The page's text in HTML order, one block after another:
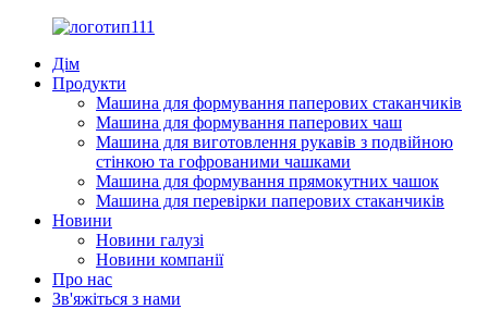
Дім
Продукти
Машина для формування паперових стаканчиків
Машина для формування паперових чаш
Машина для виготовлення рукавів з подвійною
стінкою та гофрованими чашками
Машина для формування прямокутних чашок
Машина для перевірки паперових стаканчиків
Новини
Новини галузі
Новини компанії
Про нас
Зв'яжіться з нами